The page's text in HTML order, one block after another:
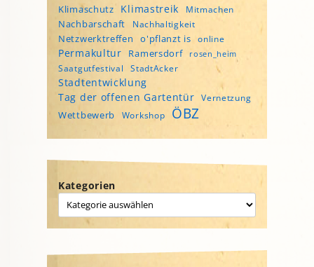
Klimaschutz Klimastreik Mitmachen
Nachbarschaft Nachhaltigkeit
Netzwerktreffen o'pflanzt is online
Permakultur Ramersdorf rosen_heim
Saatgutfestival StadtAcker
Stadtentwicklung
Tag der offenen Gartentür
Vernetzung
Wettbewerb Workshop ÖBZ
Kategorien